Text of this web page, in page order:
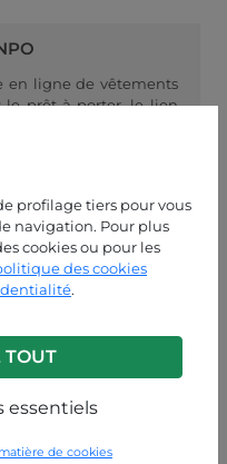
profilage tiers pour vous
navigation. Pour plus
cookies ou pour les
des cookies
.
TOUT
essentiels
de cookies
en ligne de vêtements
le prêt-à-porter, le lien
vêtements en gros